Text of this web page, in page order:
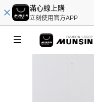
滿心線上購
立刻使用官方APP